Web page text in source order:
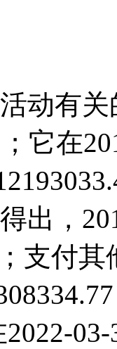
动有
它在
出，
支付